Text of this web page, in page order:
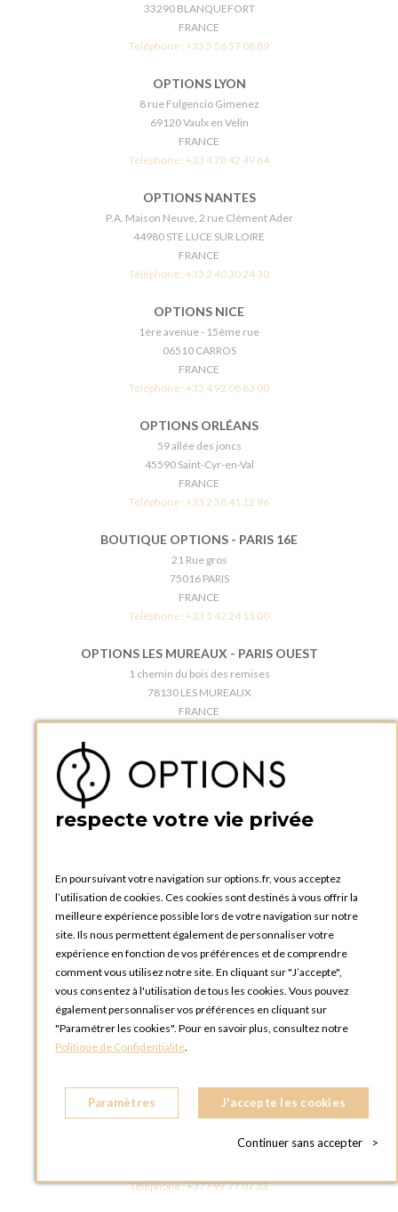
33290 BLANQUEFORT
FRANCE
Téléphone : +33 5 56 57 08 89
OPTIONS LYON
8 rue Fulgencio Gimenez
69120 Vaulx en Velin
FRANCE
Téléphone : +33 4 78 42 49 64
OPTIONS NANTES
P.A. Maison Neuve, 2 rue Clément Ader
44980 STE LUCE SUR LOIRE
FRANCE
Téléphone : +33 2 40 30 24 30
OPTIONS NICE
1ère avenue - 15ème rue
06510 CARROS
FRANCE
Téléphone : +33 4 92 08 83 00
OPTIONS ORLÉANS
59 allée des joncs
45590 Saint-Cyr-en-Val
FRANCE
Téléphone : +33 2 38 41 12 96
BOUTIQUE OPTIONS - PARIS 16E
21 Rue gros
75016 PARIS
FRANCE
Téléphone : +33 1 42 24 11 00
OPTIONS LES MUREAUX - PARIS OUEST
1 chemin du bois des remises
78130 LES MUREAUX
FRANCE
BOUTIQUE OPTIONS - PARIS 5E
5 quai de la tournelle
FRANCE
OPTIONS ROUEN
Rue du Clos Tellier
76800 Saint-Etienne-du-Rouvray
FRANCE
Téléphone :+33 2 35 08 38 53
OPTIONS TOULOUSE
6 rue Gaye Marie, ZAC de Saint-Martin du Touch
31300 Toulouse
FRANCE
OPTIONS MC
Téléphone :+377 97 77 07 33
respecte votre vie privée
En poursuivant votre navigation sur options.fr, vous acceptez
l’utilisation de cookies. Ces cookies sont destinés à vous offrir la
meilleure expérience possible lors de votre navigation sur notre
site. Ils nous permettent également de personnaliser votre
expérience en fonction de vos préférences et de comprendre
comment vous utilisez notre site. En cliquant sur "J’accepte",
vous consentez à l'utilisation de tous les cookies. Vous pouvez
également personnaliser vos préférences en cliquant sur
"Paramétrer les cookies". Pour en savoir plus, consultez notre
Politique de Confidentialité.
Paramètres J'accepte les cookies
Continuer sans accepter >